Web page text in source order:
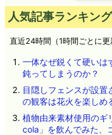
人気記事ランキング
直近24時間（1時間ごとに
一体なぜ鋭くて硬いは
鈍ってしまうのか？
目隠しフェンスが設
の観客は花火を楽しめ
植物由来素材使用のギ
cola」を飲んでみた、